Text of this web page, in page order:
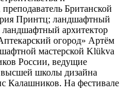
Британской
Принтц; ландшафтный
архитектор
огород» Артём
мастерской Klükva
России, ведущие
высшей школы дизайна
Калашников. На фестивале